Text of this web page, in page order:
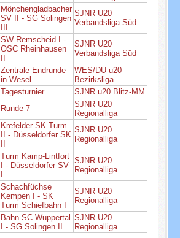
Mönchengladbacher
SV II - SG Solingen
III
SJNR U20
Verbandsliga Süd
SW Remscheid I -
OSC Rheinhausen
II
SJNR U20
Verbandsliga Süd
Zentrale Endrunde
in Wesel
WES/DU u20
Bezirksliga
Tagesturnier
SJNR u20 Blitz-MM
Runde 7
SJNR U20
Regionalliga
Krefelder SK Turm
II - Düsseldorfer SK
II
SJNR U20
Regionalliga
Turm Kamp-Lintfort
I - Düsseldorfer SV
I
SJNR U20
Regionalliga
Schachfüchse
Kempen I - SK
Turm Schiefbahn I
SJNR U20
Regionalliga
Bahn-SC Wuppertal
I - SG Solingen II
SJNR U20
Regionalliga